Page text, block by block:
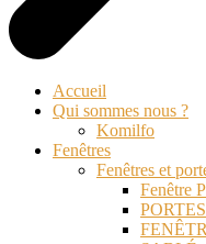
Accueil
Qui sommes nous ?
Komilfo
Fenêtres
Fenêtres et
Fenêtre